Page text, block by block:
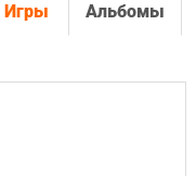
Игры Альбомы